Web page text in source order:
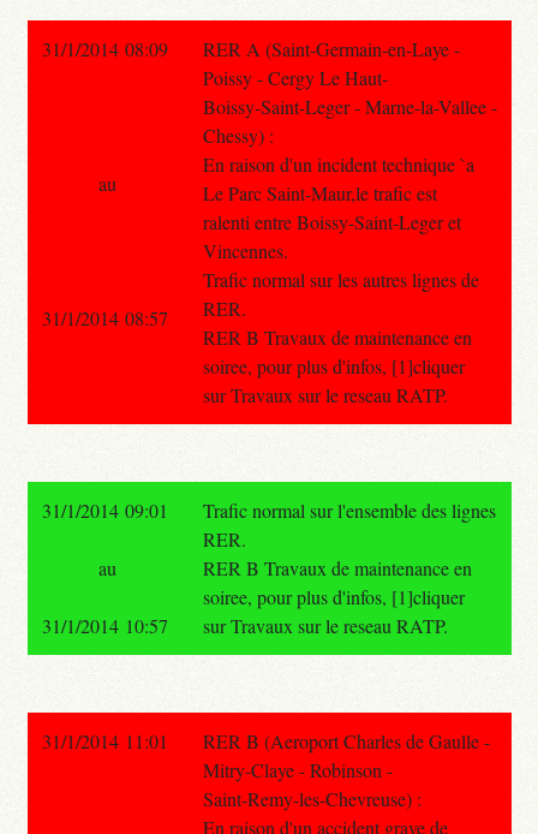
31/1/2014 08:09
RER A (Saint-Germain-en-Laye -
Poissy - Cergy Le Haut-
Boissy-Saint-Leger - Marne-la-Vallee -
Chessy) :
En raison d'un incident technique `a
Le Parc Saint-Maur,le trafic est
ralenti entre Boissy-Saint-Leger et
Vincennes.
Trafic normal sur les autres lignes de
RER.
RER B Travaux de maintenance en
soiree, pour plus d'infos, [1]cliquer
sur Travaux sur le reseau RATP.
au
31/1/2014 08:57
31/1/2014 09:01
Trafic normal sur l'ensemble des lignes
RER.
RER B Travaux de maintenance en
soiree, pour plus d'infos, [1]cliquer
sur Travaux sur le reseau RATP.
au
31/1/2014 10:57
31/1/2014 11:01
RER B (Aeroport Charles de Gaulle -
Mitry-Claye - Robinson -
Saint-Remy-les-Chevreuse) :
En raison d'un accident grave de